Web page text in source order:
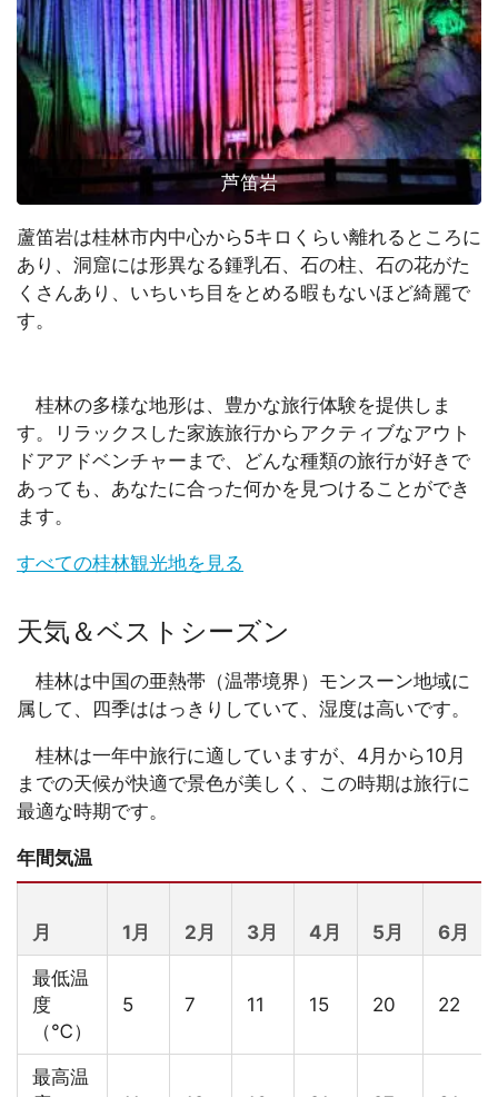
芦笛岩
蘆笛岩は桂林市内中心から5キロくらい離れるところに
あり、洞窟には形異なる鍾乳石、石の柱、石の花がた
くさんあり、いちいち目をとめる暇もないほど綺麗で
す。
桂林の多様な地形は、豊かな旅行体験を提供しま
す。リラックスした家族旅行からアクティブなアウト
ドアアドベンチャーまで、どんな種類の旅行が好きで
あっても、あなたに合った何かを見つけることができ
ます。
すべての桂林観光地を見る
天気＆ベストシーズン
桂林は中国の亜熱帯（温帯境界）モンスーン地域に
属して、四季ははっきりしていて、湿度は高いです。
桂林は一年中旅行に適していますが、4月から10月
までの天候が快適で景色が美しく、この時期は旅行に
最適な時期です。
年間気温
月 1月 2月 3月 4月 5月 6月
最低温
度
（℃）
5 7 11 15 20 22
最高温